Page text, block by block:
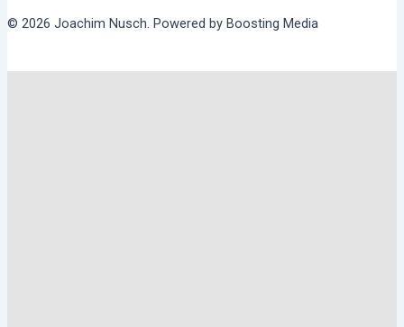
© 2026 Joachim Nusch. Powered by Boosting Media